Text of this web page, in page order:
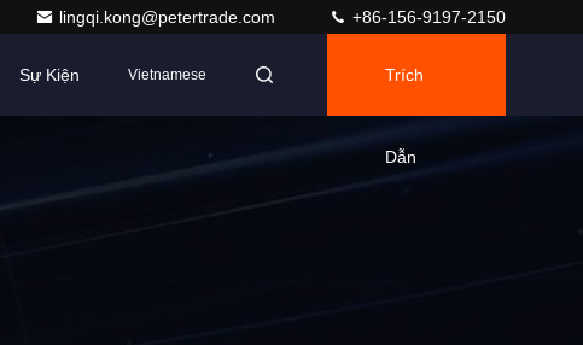
lingqi.kong@petertrade.com +86-156-9197-2150
Sự Kiện Vietnamese Trích
Dẫn